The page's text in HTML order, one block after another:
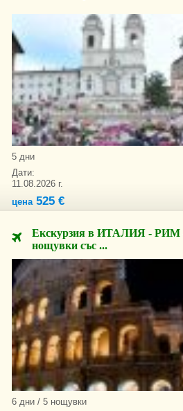
5 дни
Дати:
11.08.2026 г.
цена 525 €
Екскурзия в ИТАЛИЯ - РИМ -
нощувки със ...
6 дни / 5 нощувки